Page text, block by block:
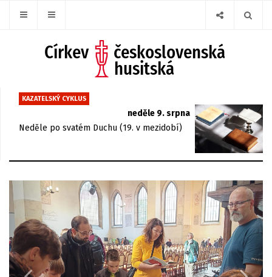
KAZATELSKÝ CYKLUS
neděle 9. srpna
Neděle po svatém Duchu (19. v mezidobí)
Previous Next